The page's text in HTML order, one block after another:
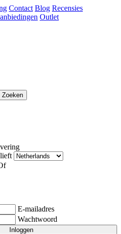
Contact Blog Recensies
Outlet
Zoeken
E-mailadres
Wachtwoord
Inloggen